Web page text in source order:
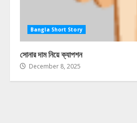
Bangla Short Story
সোনার দাম নিয়ে ক্যাপশন
December 8, 2025